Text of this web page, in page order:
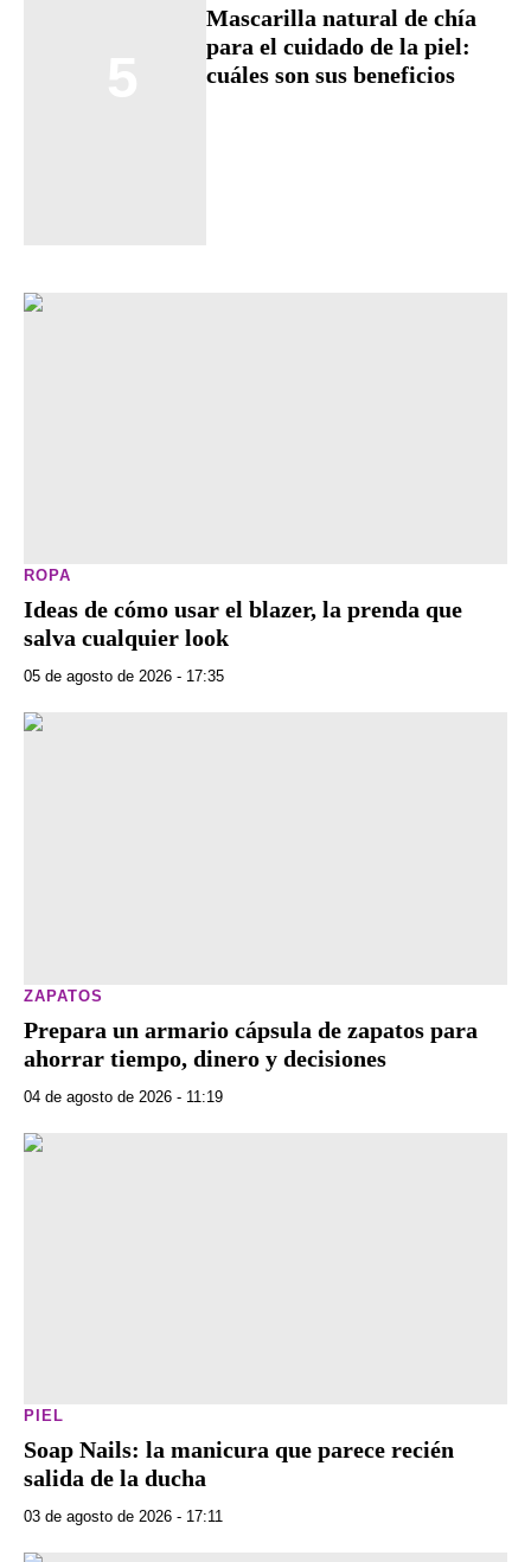
Mascarilla natural de chía
para el cuidado de la piel:
cuáles son sus beneficios
ROPA
Ideas de cómo usar el blazer, la prenda que
salva cualquier look
05 de agosto de 2026 - 17:35
ZAPATOS
Prepara un armario cápsula de zapatos para
ahorrar tiempo, dinero y decisiones
04 de agosto de 2026 - 11:19
PIEL
Soap Nails: la manicura que parece recién
salida de la ducha
03 de agosto de 2026 - 17:11